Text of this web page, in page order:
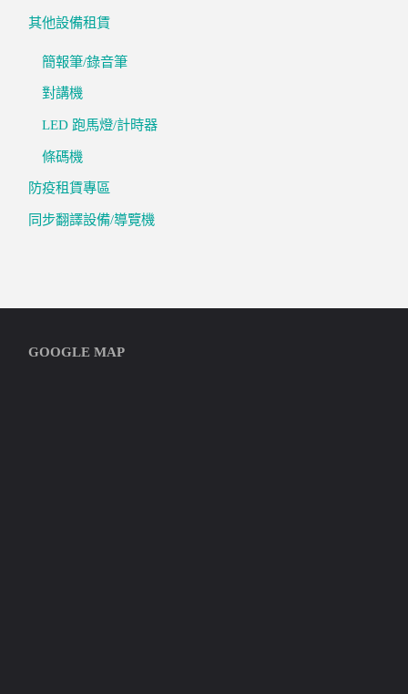
其他設備租賃
簡報筆/錄音筆
對講機
LED 跑馬燈/計時器
條碼機
防疫租賃專區
同步翻譯設備/導覽機
GOOGLE MAP